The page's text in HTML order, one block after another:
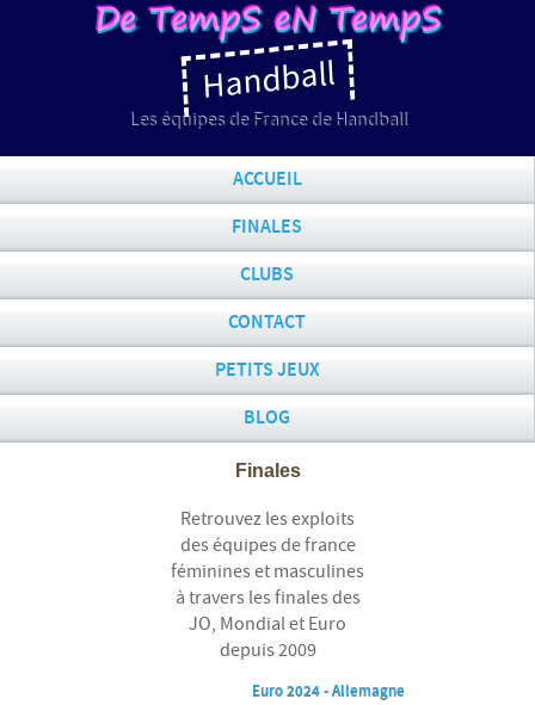
Handball
Les équipes de France de Handball
ACCUEIL
FINALES
CLUBS
CONTACT
PETITS JEUX
BLOG
Finales
Retrouvez les exploits
des équipes de france
féminines et masculines
à travers les finales des
JO, Mondial et Euro
depuis 2009
Euro 2024 - Allemagne